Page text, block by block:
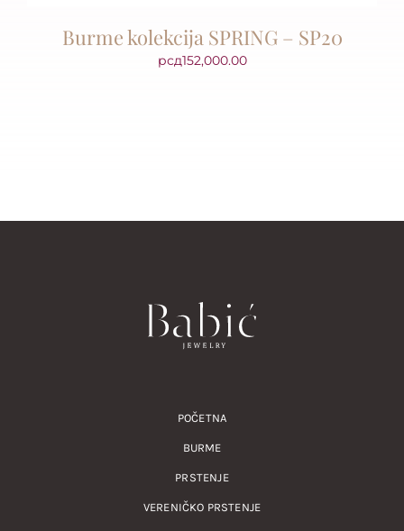
Burme kolekcija SPRING – SP20
рсд152,000.00
POČETNA
BURME
PRSTENJE
VERENIČKO PRSTENJE